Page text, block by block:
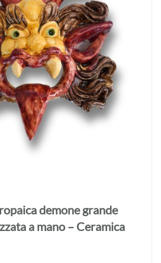
demone grande
a mano – Ceramica